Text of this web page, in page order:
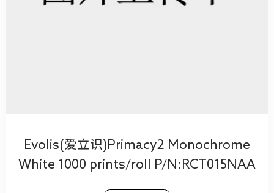
Evolis(爱立识)Primacy2 Monochrome
White 1000 prints/roll P/N:RCT015NAA